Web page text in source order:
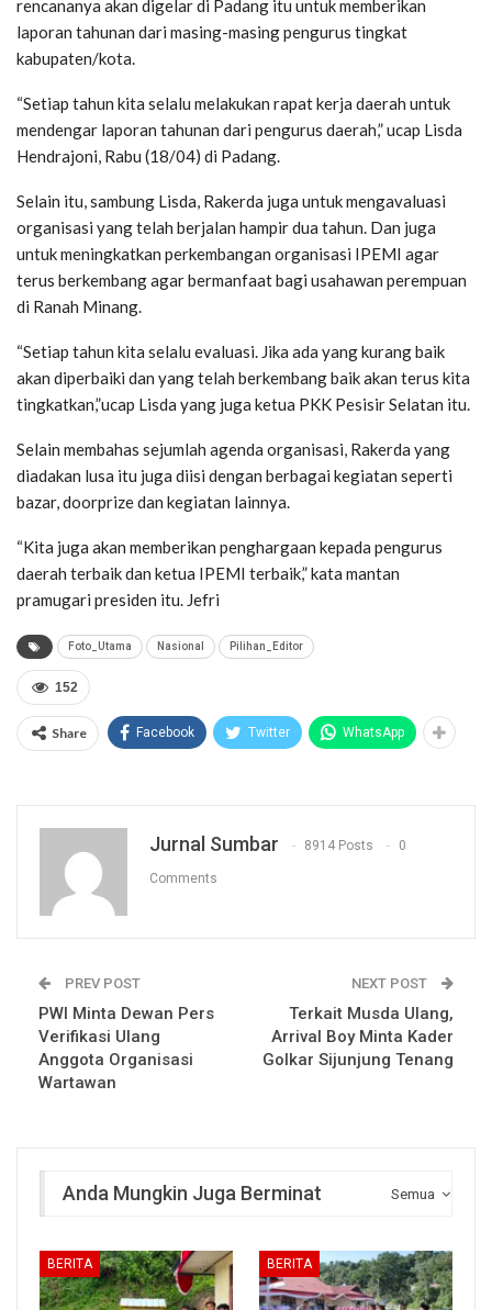
rencananya akan digelar di Padang itu untuk memberikan
laporan tahunan dari masing-masing pengurus tingkat
kabupaten/kota.
“Setiap tahun kita selalu melakukan rapat kerja daerah untuk
mendengar laporan tahunan dari pengurus daerah,” ucap Lisda
Hendrajoni, Rabu (18/04) di Padang.
Selain itu, sambung Lisda, Rakerda juga untuk mengavaluasi
organisasi yang telah berjalan hampir dua tahun. Dan juga
untuk meningkatkan perkembangan organisasi IPEMI agar
terus berkembang agar bermanfaat bagi usahawan perempuan
di Ranah Minang.
“Setiap tahun kita selalu evaluasi. Jika ada yang kurang baik
akan diperbaiki dan yang telah berkembang baik akan terus kita
tingkatkan,”ucap Lisda yang juga ketua PKK Pesisir Selatan itu.
Selain membahas sejumlah agenda organisasi, Rakerda yang
diadakan lusa itu juga diisi dengan berbagai kegiatan seperti
bazar, doorprize dan kegiatan lainnya.
“Kita juga akan memberikan penghargaan kepada pengurus
daerah terbaik dan ketua IPEMI terbaik,” kata mantan
pramugari presiden itu. Jefri
Foto_Utama Nasional Pilihan_Editor
152
Share Facebook Twitter WhatsApp
Jurnal Sumbar 8914 Posts 0
Comments
PREV POST
PWI Minta Dewan Pers
Verifikasi Ulang
Anggota Organisasi
Wartawan
NEXT POST
Terkait Musda Ulang,
Arrival Boy Minta Kader
Golkar Sijunjung Tenang
Semua
Anda Mungkin Juga Berminat
BERITA BERITA